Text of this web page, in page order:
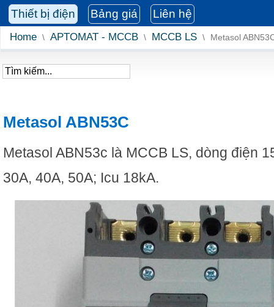
Thiết bị điện Bảng giá Liên hệ
Home \ APTOMAT - MCCB \ MCCB LS \ Metasol
Metasol ABN53C
Metasol ABN53c là MCCB LS, dòng điện
30A, 40A, 50A; Icu 18kA.